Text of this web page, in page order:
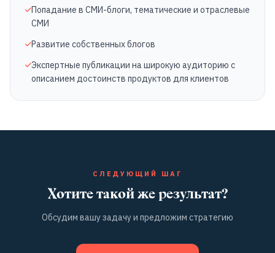
Попадание в СМИ-блоги, тематические и отраслевые
СМИ
Развитие собственных блогов
Экспертные публикации на широкую аудиторию с
описанием достоинств продуктов для клиентов
СЛЕДУЮЩИЙ ШАГ
Хотите такой же результат?
Обсудим вашу задачу и предложим стратегию